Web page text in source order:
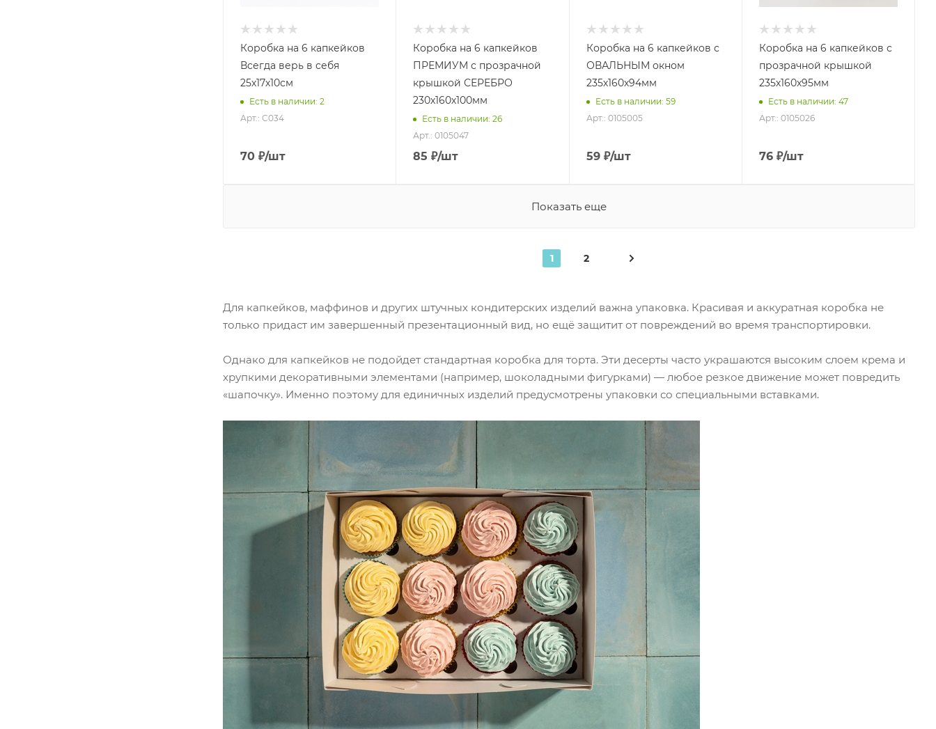
Коробка на 6 капкейков
Всегда верь в себя
25х17х10см
Есть в наличии: 2
Арт.: C034
70 ₽/шт
Коробка на 6 капкейков
ПРЕМИУМ с прозрачной
крышкой СЕРЕБРО
230х160х100мм
Есть в наличии: 26
Арт.: 0105047
85 ₽/шт
Коробка на 6 капкейков с
ОВАЛЬНЫМ окном
235х160х94мм
Есть в наличии: 59
Арт.: 0105005
59₽/шт
Коробка на 6 капкейков с
прозрачной крышкой
235х160х95мм
Есть в наличии: 47
Арт.: 0105026
76₽/шт
Показать еще
1 2
Для капкейков, маффинов и других штучных кондитерских изделий важна упаковка. Красивая и аккуратная коробка не
только придаст им завершенный презентационный вид, но ещё защитит от повреждений во время транспортировки.
Однако для капкейков не подойдет стандартная коробка для торта. Эти десерты часто украшаются высоким слоем крема и
хрупкими декоративными элементами (например, шоколадными фигурками) — любое резкое движение может повредить
«шапочку». Именно поэтому для единичных изделий предусмотрены упаковки со специальными вставками.